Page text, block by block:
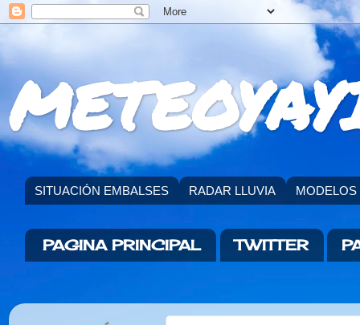
SITUACIÓN EMBALSES RADAR LLUVIA MODELOS
PAGINA PRINCIPAL TWITTER